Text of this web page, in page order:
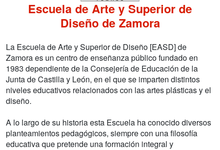
Escuela de Arte y Superior de
Diseño de Zamora
La Escuela de Arte y Superior de Diseño [EASD] de
Zamora es un centro de enseñanza público fundado en
1983 dependiente de la Consejería de Educación de la
Junta de Castilla y León, en el que se imparten distintos
niveles educativos relacionados con las artes plásticas y el
diseño.
A lo largo de su historia esta Escuela ha conocido diversos
planteamientos pedagógicos, siempre con una filosofía
educativa que pretende una formación integral y